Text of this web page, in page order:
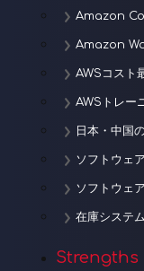
Amazon
Amazon
AWSコスト
AWSトレー
日本・中国
ソフトウェ
ソフトウェ
在庫システム
Strengths